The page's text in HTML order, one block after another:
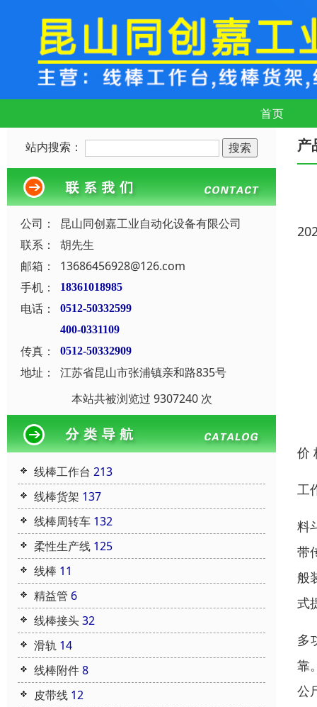
首页
站内搜索：
公司：
昆山同创嘉工业自动化设备有限公司
联系：
胡先生
邮箱：
13686456928@126.com
手机：
18361018985
电话：
0512-50332599
400-0331109
传真： 0512-50332909
地址：
江苏省昆山市张浦镇亲和路835号
本站共被浏览过 9307240 次
线棒工作台 213
线棒货架 137
线棒周转车 132
柔性生产线 125
线棒 11
精益管 6
线棒接头32
滑轨 14
线棒附件8
皮带线 12
产
价
工
料
带
般
式
多
靠
公